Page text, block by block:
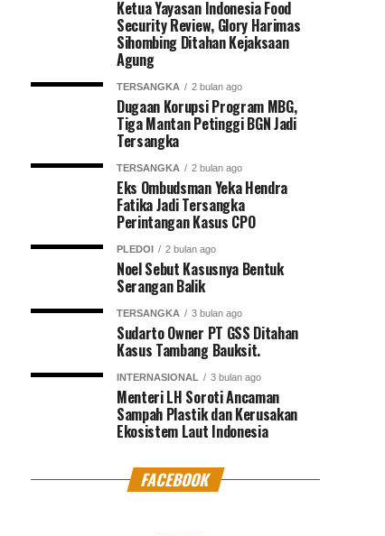
Ketua Yayasan Indonesia Food
Security Review, Glory Harimas
Sihombing Ditahan Kejaksaan
Agung
TERSANGKA 2 bulan ago
Dugaan Korupsi Program MBG,
Tiga Mantan Petinggi BGN Jadi
Tersangka
TERSANGKA 2 bulan ago
Eks Ombudsman Yeka Hendra
Fatika Jadi Tersangka
Perintangan Kasus CPO
PLEDOI 2 bulan ago
Noel Sebut Kasusnya Bentuk
Serangan Balik
TERSANGKA 3 bulan ago
Sudarto Owner PT GSS Ditahan
Kasus Tambang Bauksit.
INTERNASIONAL 3 bulan ago
Menteri LH Soroti Ancaman
Sampah Plastik dan Kerusakan
Ekosistem Laut Indonesia
FACEBOOK